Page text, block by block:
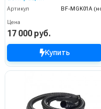
Артикул
Цена
17 000 руб.
Купить